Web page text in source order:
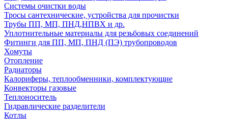
Системы очистки воды
Тросы сантехнические, устройства для прочистки
Трубы ПП, МП, ПНД,НПВХ и др.
Уплотнительные материалы для резьбовых соединений
Фитинги для ПП, МП, ПНД (ПЭ) трубопроводов
Хомуты
Отопление
Радиаторы
Калориферы, теплообменники, комплектующие
Конвекторы газовые
Теплоноситель
Гидравлические разделители
Котлы